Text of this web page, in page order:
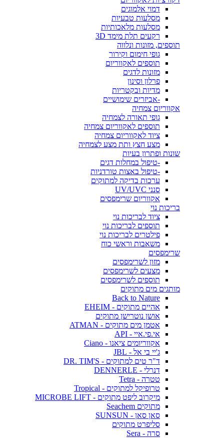
דמוי אלמוגים
מסלעות טבעיות
מסלעות מלאכותיות
רקעים תלת מימד 3D
תוספים, מזונות ונלווה
גופי חימום וקירור
תוספים לאקווריום
מזונות לדגים
פרלון וסינון
מדיות ובקטריות
-אביזרים שימושיים
אקווריום צמחיה
גופי תאורה לצמחיה
תוספים לאקווריום צמחיה
ציוד לאקווריום צמחיה
מצע חצץ ותת מצע לצמחיה
שונות ופתרון בעיות
-טיפול במחלות דגים
-טיפול באצות טורדניות
ערכות בדיקה למתוקים
סנני UV/UVC
אקווריום שרימפסים
בריכות נוי
ציוד לבריכות נוי
תוספים לבריכות נוי
פילטרים לבריכות נוי
משאבות וראשי כוח
שרימפסים
מזון לשרימפסים
מצעים לשרימפסים
תוספים לשרימפסים
מותגים מים מתוקים
Back to Nature
אהיים מתוקים - EHEIM
אושן נוטרישן מתוקים
אטמן מים מתוקים - ATMAN
אי.פי.איי - API
אקווריומים ציאנו - Ciano
ג'יי בי אל - JBL
ד"ר טים למתוקים - DR. TIM'S
דנרלי - DENNERLE
טטרה - Tetra
טרופיקל למתוקים - Tropical
מיקרוב ליפט מתוקים - MICROBE LIFT
מתוקים Seachem
סאן סאן - SUNSUN
סליפרט מתוקים
סרה - Sera